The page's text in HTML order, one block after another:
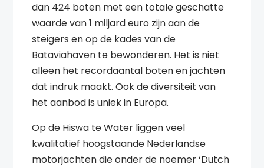
dan 424 boten met een totale geschatte
waarde van 1 miljard euro zijn aan de
steigers en op de kades van de
Bataviahaven te bewonderen. Het is niet
alleen het recordaantal boten en jachten
dat indruk maakt. Ook de diversiteit van
het aanbod is uniek in Europa.
Op de Hiswa te Water liggen veel
kwalitatief hoogstaande Nederlandse
motorjachten die onder de noemer ‘Dutch